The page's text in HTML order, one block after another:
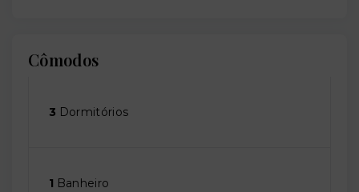
Cômodos
3 Dormitórios
1 Banheiro